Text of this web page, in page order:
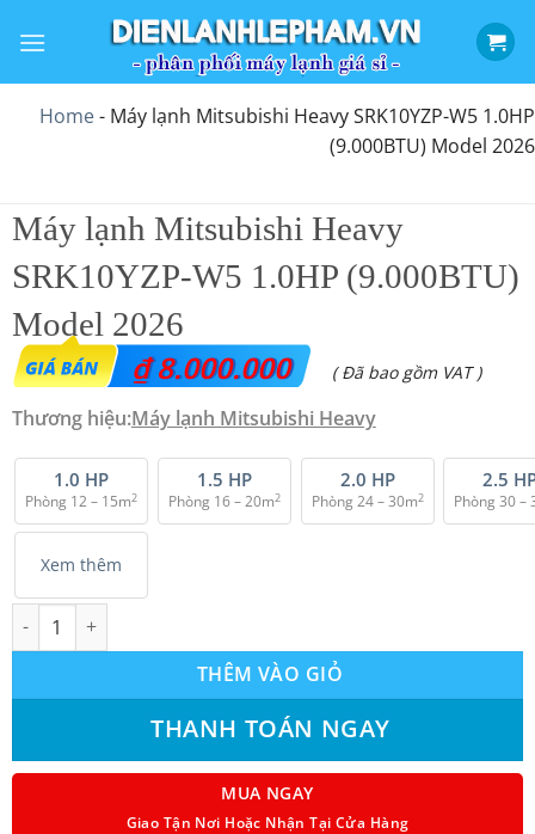
qua
dungHome- Máy lạnh Mitsubishi Heavy SRK10YZP-W5 1.0HP
(9.000BTU) Model 2026
Máy lạnh Mitsubishi Heavy
SRK10YZP-W5 1.0HP (9.000BTU)
Model 2026
₫8.000.000 ( Đã bao gồm VAT )
Thương hiệu:Máy lạnh Mitsubishi Heavy
1.0 HP
Phòng 12 – 15m2
1.5 HP
Phòng 16 – 20m2
2.0 HP
Phòng 24 – 30m2
2.5
Phòng 30 –
Xem thêm
Máy lạnh Mitsubishi Heavy SRK10YZP-W5 1.0HP (9.000BTU)
THÊM VÀO GIỎ
THANH TOÁN NGAY
MUA NGAY
Giao Tận Nơi Hoặc Nhận Tại Cửa Hàng